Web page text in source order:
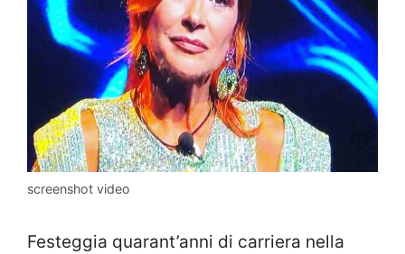
screenshot video
Festeggia quarant’anni di carriera nella